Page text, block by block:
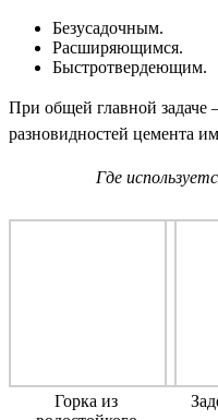
Безусадочным.
Расширяющимся.
Быстротвердеющим.
При общей главной задаче
разновидностей цемента
Где
Горка из